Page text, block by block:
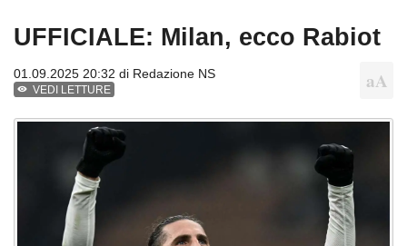
UFFICIALE: Milan, ecco Rabiot
01.09.2025 20:32 di Redazione NS
VEDI LETTURE